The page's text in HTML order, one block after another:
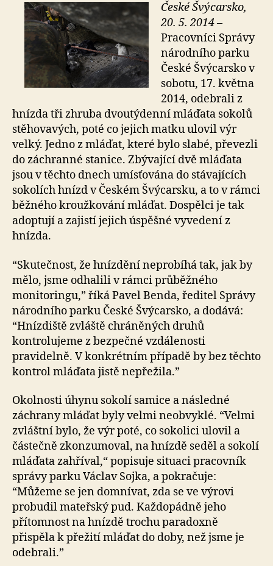
České Švýcarsko,
20. 5. 2014–
Pracovníci Správy
národního parku
České Švýcarsko v
sobotu, 17. května
2014, odebrali z
hnízda tři zhruba dvoutýdenní mláďata sokolů
stěhovavých, poté co jejich matku ulovil výr
velký. Jedno z mláďat, které bylo slabé, převezli
do záchranné stanice. Zbývající dvě mláďata
jsou v těchto dnech umísťována do stávajících
sokolích hnízd v Českém Švýcarsku, a to v rámci
běžného kroužkování mláďat. Dospělci je tak
adoptují a zajistí jejich úspěšné vyvedení z
hnízda.
“Skutečnost, že hnízdění neprobíhá tak, jak by
mělo, jsme odhalili v rámci průběžného
monitoringu,” říká Pavel Benda, ředitel Správy
národního parku České Švýcarsko, a dodává:
“Hnízdiště zvláště chráněných druhů
kontrolujeme z bezpečné vzdálenosti
pravidelně. V konkrétním případě by bez těchto
kontrol mláďata jistě nepřežila.”
Okolnosti úhynu sokolí samice a následné
záchrany mláďat byly velmi neobvyklé. “Velmi
zvláštní bylo, že výr poté, co sokolici ulovil a
částečně zkonzumoval, na hnízdě seděl a sokolí
mláďata zahříval,“ popisuje situaci pracovník
správy parku Václav Sojka, a pokračuje:
“Můžeme se jen domnívat, zda se ve výrovi
probudil mateřský pud. Každopádně jeho
přítomnost na hnízdě trochu paradoxně
přispěla k přežití mláďat do doby, než jsme je
odebrali.”